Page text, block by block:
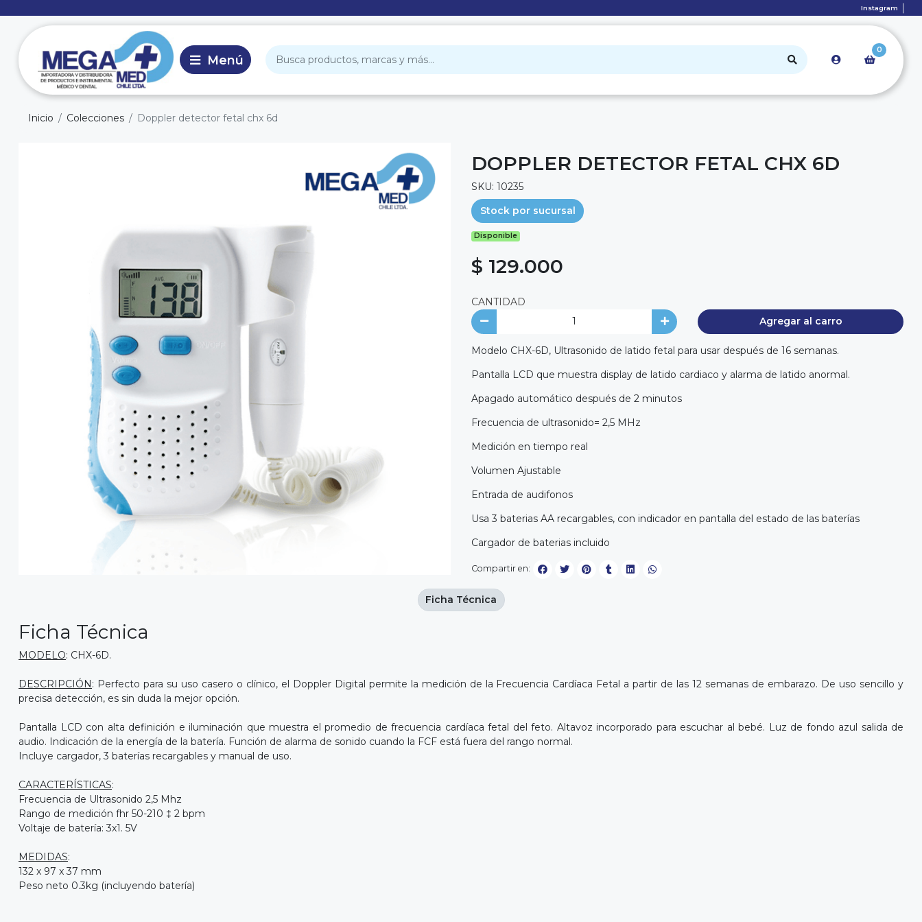
Instagram
0
Inicio Colecciones Doppler detector fetal chx 6d
DOPPLER DETECTOR FETAL CHX 6D
SKU: 10235
Stock por sucursal
Disponible
$ 129.000
CANTIDAD
Agregar al carro
Modelo CHX-6D, Ultrasonido de latido fetal para usar después de 16 semanas.
Pantalla LCD que muestra display de latido cardiaco y alarma de latido anormal.
Apagado automático después de 2 minutos
Frecuencia de ultrasonido= 2,5 MHz
Medición en tiempo real
Volumen Ajustable
Entrada de audifonos
Usa 3 baterias AA recargables, con indicador en pantalla del estado de las baterías
Cargador de baterias incluido
Compartir en:
Ficha Técnica
MODELO: CHX-6D.
DESCRIPCIÓN: Perfecto para su uso casero o clínico, el Doppler Digital permite la medición de la Frecuencia Cardíaca Fetal a partir de las 12 semanas de embarazo. De uso sencillo y
precisa detección, es sin duda la mejor opción.
Pantalla LCD con alta definición e iluminación que muestra el promedio de frecuencia cardíaca fetal del feto. Altavoz incorporado para escuchar al bebé. Luz de fondo azul salida de
audio. Indicación de la energía de la batería. Función de alarma de sonido cuando la FCF está fuera del rango normal.
Incluye cargador, 3 baterías recargables y manual de uso.
CARACTERÍSTICAS:
Frecuencia de Ultrasonido 2,5 Mhz
Rango de medición fhr 50-210 ‡ 2 bpm
Voltaje de batería: 3x1. 5V
MEDIDAS:
132 x 97 x 37 mm
Peso neto 0.3kg (incluyendo batería)
Ficha Técnica